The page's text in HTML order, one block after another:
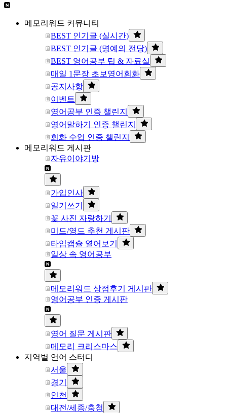
메모리워드 커뮤니티
BEST 인기글 (실시간)
BEST 인기글 (명예의 전당)
BEST 영어공부 팁 & 자료실
매일 1문장 초보영어회화
공지사항
이벤트
영어공부 인증 챌린지
영어말하기 인증 챌린지
회화 수업 인증 챌린지
메모리워드 게시판
자유이야기방
가입인사
일기쓰기
꽃 사진 자랑하기
미드/영드 추천 게시판
타임캡슐 열어보기
일상 속 영어공부
메모리워드 상점후기 게시판
영어공부 인증 게시판
영어 질문 게시판
메모리 크리스마스
지역별 언어 스터디
서울
경기
인천
대전/세종/충청